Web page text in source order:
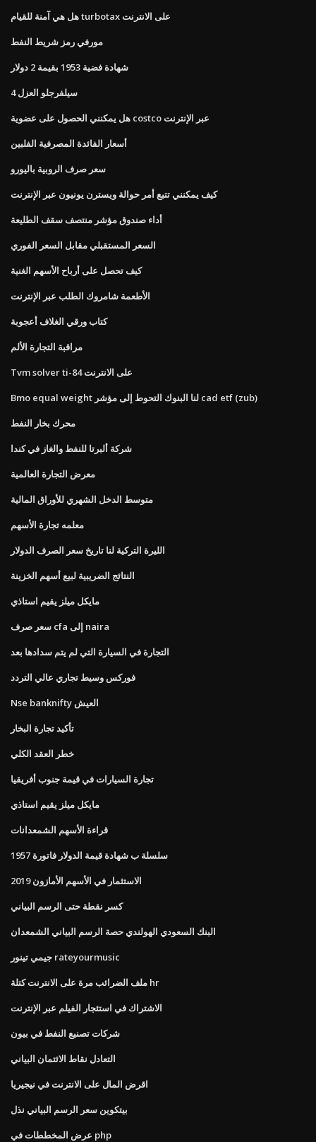
هل هي آمنة للقيام turbotax على الانترنت
مورفي رمز شريط النفط
شهادة فضية 1953 بقيمة 2 دولار
4 سيلفرجلو العزل
هل يمكنني الحصول على عضوية costco عبر الإنترنت
أسعار الفائدة المصرفية الفلبين
سعر صرف الروبية باليورو
كيف يمكنني تتبع أمر حوالة ويسترن يونيون عبر الإنترنت
أداء صندوق مؤشر منتصف سقف الطليعة
السعر المستقبلي مقابل السعر الفوري
كيف تحصل على أرباح الأسهم الغنية
الأطعمة شامروك الطلب عبر الإنترنت
كتاب ورقي الغلاف أعجوبة
مراقبة التجارة الألم
Tvm solver ti-84 على الانترنت
Bmo equal weight لنا البنوك التحوط إلى مؤشر cad etf (zub)
محرك بخار النفط
شركة ألبرتا للنفط والغاز في كندا
معرض التجارة العالمية
متوسط ​​الدخل الشهري للأوراق المالية
معلمه تجارة الأسهم
الليرة التركية لنا تاريخ سعر الصرف الدولار
النتائج الضريبية لبيع أسهم الخزينة
مايكل ميلز يقيم استاذي
سعر صرف cfa إلى naira
التجارة في السيارة التي لم يتم سدادها بعد
فوركس وسيط تجاري عالي التردد
Nse banknifty العيش
تأكيد تجارة البخار
خطر العقد الكلي
تجارة السيارات في قيمة جنوب أفريقيا
مايكل ميلز يقيم استاذي
قراءة الأسهم الشمعدانات
1957 سلسلة ب شهادة قيمة الدولار فاتورة
الاستثمار في الأسهم الأمازون 2019
كسر نقطة حتى الرسم البياني
البنك السعودي الهولندي حصة الرسم البياني الشمعدان
جيمي تينور rateyourmusic
ملف الضرائب مرة على الانترنت كتلة hr
الاشتراك في استئجار الفيلم عبر الإنترنت
شركات تصنيع النفط في بيون
التعادل نقاط الائتمان البياني
اقرض المال على الانترنت في نيجيريا
بيتكوين سعر الرسم البياني نذل
عرض المخططات في php